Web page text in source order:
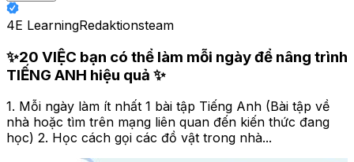
4E LearningRedaktionsteam
✨20 VIỆC bạn có thể làm mỗi ngày để nâng trình
TIẾNG ANH hiệu quả ✨
1. Mỗi ngày làm ít nhất 1 bài tập Tiếng Anh (Bài tập về
nhà hoặc tìm trên mạng liên quan đến kiến thức đang
học) 2. Học cách gọi các đồ vật trong nhà...